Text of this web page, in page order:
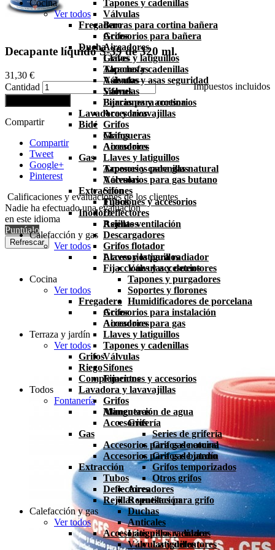
Tapones y cadenillas
Válvulas
Barras para cortina bañera
Accesorios para bañera
Ducha
Grifos
Alcachofas
Asientos y asas seguridad
Válvulas
Barras para cortina
Accesorios
Bidé
Grifos
Aireadores
Llaves y latiguillos
Tapones y cadenillas
Válvulas
Sifones
Fijaciones y accesorios
Inodoro
Asientos
Descargadores
Grifos flotador
Llaves y latiguillos
Fijacciones y accesorios
Cocina
Ver todos
Fregadero
Grifos
Aireadores
Llaves y latiguillos
Tapones y cadenillas
Válvulas
Sifones
Fijaciones y accesorios
Lavadora y lavavajillas
Grifos
Mangueras
Accesorios
Gas
Accesorios para gas natural
Accesorios para gas butano
Extracción
Tubos
Deflectores
Rejillas ventilación
Calefacción y gas
Ver todos
Accesorios para radiador
Válvulas y detentores
Cocina
Ver todos
Fregadero
Grifos
Aireadores
Llaves y latiguillos
Tapones y cadenillas
Válvulas
Sifones
Fijaciones y accesorios
Lavadora y lavavajillas
Grifos
Mangueras
Accesorios
Gas
Accesorios para gas natural
Accesorios para gas butano
Extracción
Tubos
Deflectores
Rejillas ventilación
Calefacción y gas
Ver todos
Accesorios para radiador
Válvulas y detentores
Tapones y purgadores
Soportes y florones
Humidificadores de porcelana
Accesorios para instalación
Accesorios para gas
Terraza y jardín
Ver todos
Grifos
Riego
Complementos
Todos
Fontanería
Alimentación de agua
Grifería
Series de grifería
Grifos de cocina
Grifos de jardín
Grifos temporizados
Otros grifos
Aireadores
Repuestos para grifo
Duchas
Anticales
Latiguillos y enlaces
Latiguillos
Decapante líquido S-39 de 320 ml.
31,30 €
Impuestos incluidos
Cantidad
Compartir
Compartir
Tweet
Google+
Pinterest
Calificaciones y evaluaciones de los clientes
Nadie ha efectuado una evaluación
en este idioma
Puntúalo